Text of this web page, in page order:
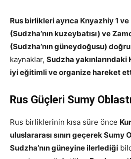
Rus birlikleri ayrıca Knyazhiy 1 ve
(Sudzha’nın kuzeybatısı) ve
(Sudzha’nın güneydoğusu)
kaynaklar, Sudzha
iyi eğitimli ve organize hareket
Rus Güçleri Sumy
Rus birliklerinin kısa süre önce
uluslararası sınırı geçerek Sumy
Sudzha’nın güneyine ilerlediği